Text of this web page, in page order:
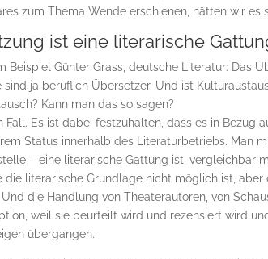
zum Thema Wende erschienen, hätten wir
ist eine literarische
Beispiel Günter Grass, deutsche Literatur: Das
sind ja beruflich Übersetzer. Und ist
Kann man das so sagen?
Fall. Es ist dabei festzuhalten, dass es in Bezug
Status innerhalb des Literaturbetriebs. Man
– eine literarische Gattung ist, vergleichbar
die literarische Grundlage nicht möglich ist,
die Handlung von Theaterautoren, von
weil sie beurteilt wird und rezensiert wird
übergangen.